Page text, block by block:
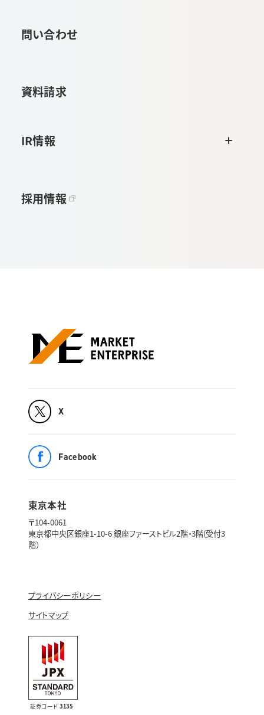
X
Facebook
東京本社
〒104-0061
東京都中央区銀座1-10-6 銀座ファーストビル2階・3階(受付3
階）
問い合わせ
資料請求
IR情報
採用情報
プライバシーポリシー
サイトマップ
証券コード3135